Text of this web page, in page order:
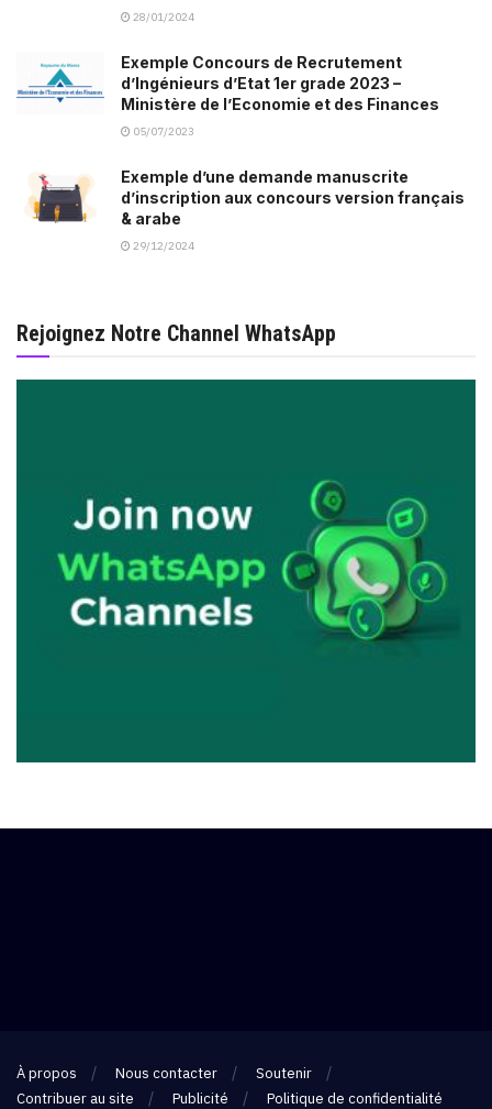
28/01/2024
Exemple Concours de Recrutement
d’Ingénieurs d’Etat 1er grade 2023 –
Ministère de l’Economie et des Finances
05/07/2023
Exemple d’une demande manuscrite
d’inscription aux concours version français
& arabe
29/12/2024
Rejoignez Notre Channel WhatsApp
À propos Nous contacter
Soutenir
Contribuer au site
Publicité Politique de confidentialité